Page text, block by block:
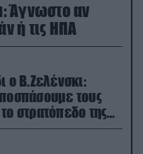
Άγνωστο αν
ή τις ΗΠΑ
ο Β.Ζελένσκι:
τους
στρατόπεδο της